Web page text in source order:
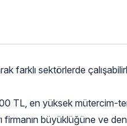
farklı sektörlerde
TL, en yüksek mütercim-
firmanın büyüklüğüne ve